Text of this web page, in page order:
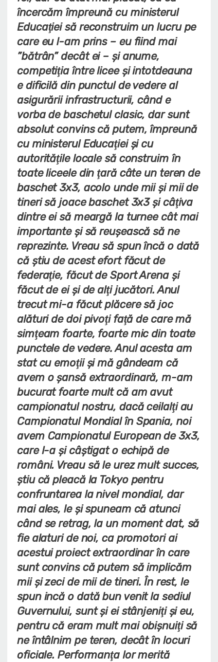
încercăm împreună cu ministerul
Educaţiei să reconstruim un lucru pe
care eu l-am prins – eu fiind mai
”bătrân” decât ei – şi anume,
competiţia între licee şi intotdeauna
e dificilă din punctul de vedere al
asigurării infrastructurii, când e
vorba de baschetul clasic, dar sunt
absolut convins că putem, împreună
cu ministerul Educaţiei şi cu
autorităţile locale să construim în
toate liceele din ţară câte un teren de
baschet 3x3, acolo unde mii şi mii de
tineri să joace baschet 3x3 şi câţiva
dintre ei să meargă la turnee cât mai
importante şi să reuşească să ne
reprezinte. Vreau să spun încă o dată
că ştiu de acest efort făcut de
federaţie, făcut de Sport Arena şi
făcut de ei şi de alţi jucători. Anul
trecut mi-a făcut plăcere să joc
alături de doi pivoţi faţă de care mă
simţeam foarte, foarte mic din toate
punctele de vedere. Anul acesta am
stat cu emoţii şi mă gândeam că
avem o şansă extraordinară, m-am
bucurat foarte mult că am avut
campionatul nostru, dacă ceilalţi au
Campionatul Mondial în Spania, noi
avem Campionatul European de 3x3,
care l-a şi câştigat o echipă de
români. Vreau să le urez mult succes,
ştiu că pleacă la Tokyo pentru
confruntarea la nivel mondial, dar
mai ales, le şi spuneam că atunci
când se retrag, la un moment dat, să
fie alaturi de noi, ca promotori ai
acestui proiect extraordinar în care
sunt convins că putem să implicăm
mii şi zeci de mii de tineri. În rest, le
spun incă o dată bun venit la sediul
Guvernului, sunt şi ei stânjeniţi şi eu,
pentru că eram mult mai obişnuiţi să
ne întâlnim pe teren, decât în locuri
oficiale. Performanţa lor merită